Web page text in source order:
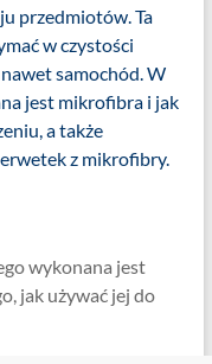
przedmiotów. Ta
w czystości
samochód. W
jest mikrofibra i jak
a także
z mikrofibry.
wykonana jest
jak używać jej do